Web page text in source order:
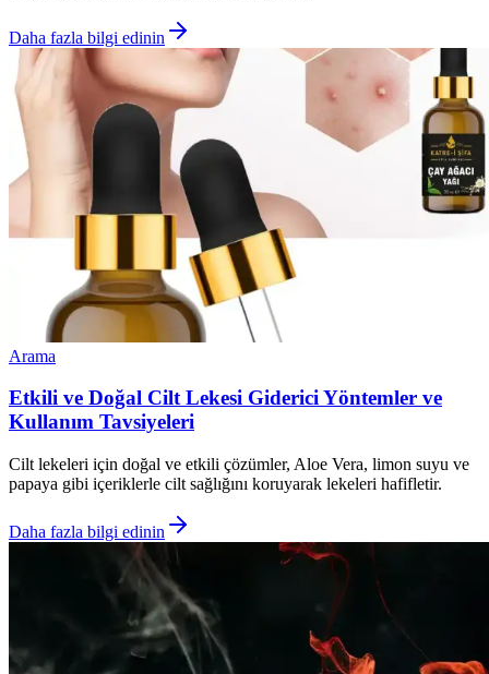
Daha fazla bilgi edinin
Arama
Etkili ve Doğal Cilt Lekesi Giderici Yöntemler ve
Kullanım Tavsiyeleri
Cilt lekeleri için doğal ve etkili çözümler, Aloe Vera, limon suyu ve
papaya gibi içeriklerle cilt sağlığını koruyarak lekeleri hafifletir.
Daha fazla bilgi edinin